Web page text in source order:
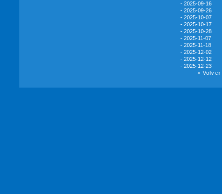
- 2025-09-16
- 2025-09-26
- 2025-10-07
- 2025-10-17
- 2025-10-28
- 2025-11-07
- 2025-11-18
- 2025-12-02
- 2025-12-12
- 2025-12-23
>